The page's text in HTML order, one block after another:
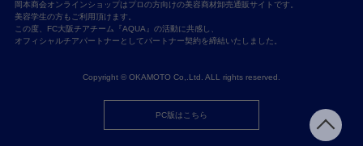
岡本商会オンラインショップはプロの方向けの美容商材卸売通販サイトです。
美容学生の方もご利用頂けます。
この度、FC大阪チアチーム『AQUA』の活動に共感し、
オフィシャルチアパートナーとしてパートナー契約を締結いたしました。
Copyright © OKAMOTO Co,.Ltd. ALL rights reserved.
PC版はこちら